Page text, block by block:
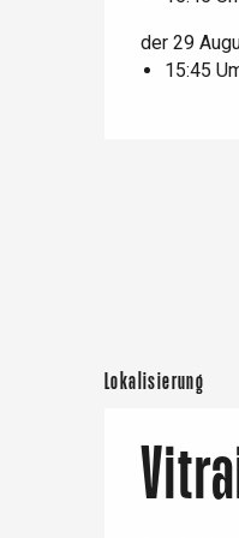
der 29
15:45
Lokalisierung